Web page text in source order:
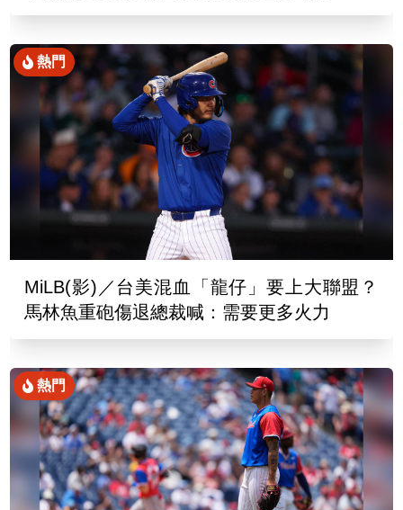
熱門
MiLB(影)／台美混血「龍仔」要上大聯盟？
馬林魚重砲傷退總裁喊：需要更多火力
熱門